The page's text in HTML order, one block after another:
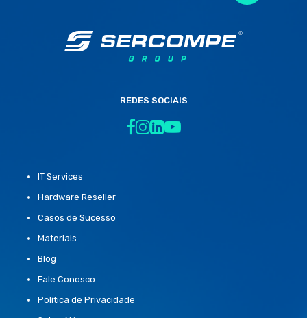
REDES SOCIAIS
IT Services
Hardware Reseller
Casos de Sucesso
Materiais
Blog
Fale Conosco
Política de Privacidade